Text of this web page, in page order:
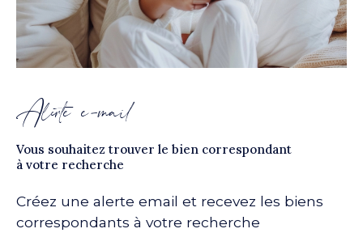
Alerte e-mail
Vous souhaitez trouver le bien correspondant
à votre recherche
Créez une alerte email et recevez les biens
correspondants à votre recherche